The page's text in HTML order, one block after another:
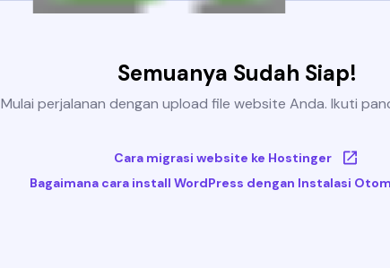
Semuanya Sudah Siap!
Mulai perjalanan dengan upload file website Anda. Ikuti
Cara migrasi website ke Hostinger
Bagaimana cara install WordPress dengan Instalasi